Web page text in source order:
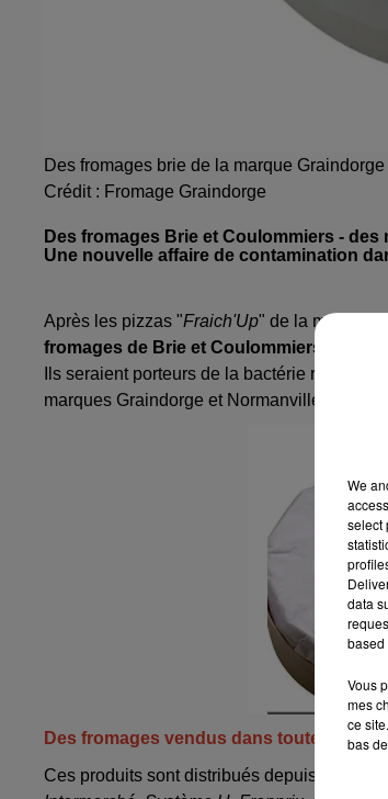
Des fromages brie de la marque
Crédit : Fromage Graindorge
Des fromages Brie et Coulommiers -
Une nouvelle affaire de contamination
Après les pizzas "Fraich'Up" de la marque
fromages de Brie et Coulommiers des
Ils seraient porteurs de la bactérie
marques Graindorge et Normanville.
Des fromages vendus dans toute la
Ces produits sont distribués depuis la mi-
We
select
data
based
Vous
mes
ce
bas